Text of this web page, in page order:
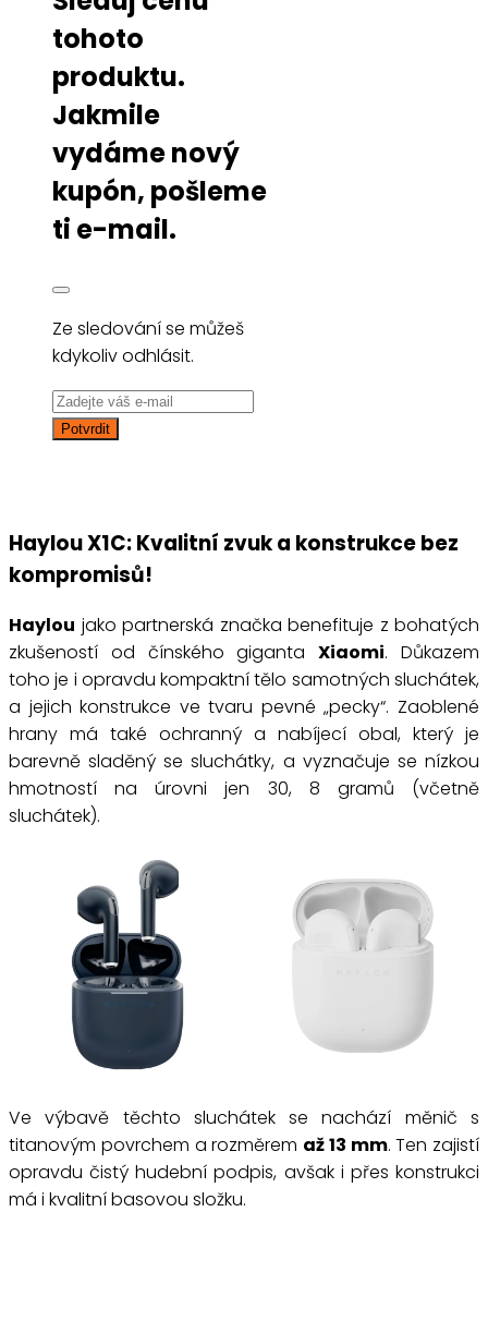
tohoto
produktu.
Jakmile
vydáme nový
kupón, pošleme
ti e-mail.
Ze sledování se můžeš
kdykoliv odhlásit.
Haylou X1C: Kvalitní zvuk a konstrukce bez
kompromisů!
Haylou jako partnerská značka benefituje z bohatých
zkušeností od čínského gigantaXiaomi. Důkazem
toho je i opravdu kompaktní tělo samotných sluchátek,
a jejich konstrukce ve tvaru pevné „pecky“. Zaoblené
hrany má také ochranný a nabíjecí obal, který je
barevně sladěný se sluchátky, a vyznačuje se nízkou
hmotností na úrovni jen 30, 8 gramů (včetně
sluchátek).
Ve výbavě těchto sluchátek se nachází měnič s
titanovým povrchem a rozměrem až 13 mm. Ten zajistí
opravdu čistý hudební podpis, avšak i přes konstrukci
má i kvalitní basovou složku.